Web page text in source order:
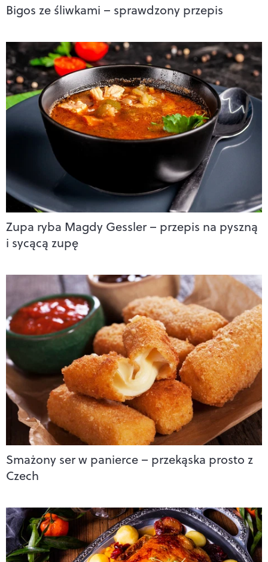
Bigos ze śliwkami – sprawdzony przepis
Zupa ryba Magdy Gessler – przepis na pyszną
i sycącą zupę
Smażony ser w panierce – przekąska prosto z
Czech